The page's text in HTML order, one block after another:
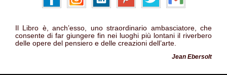
Il Libro è, anch’esso, uno straordinario ambasciatore, che
consente di far giungere fin nei luoghi più lontani il riverbero
delle opere del pensiero e delle creazioni dell’arte.
Jean Ebersolt